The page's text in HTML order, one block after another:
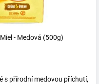
- Medová (500g)
s přírodní medovou příchutí,